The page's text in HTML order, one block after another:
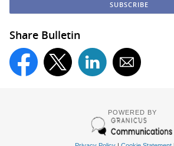
Share Bulletin
POWERED BY